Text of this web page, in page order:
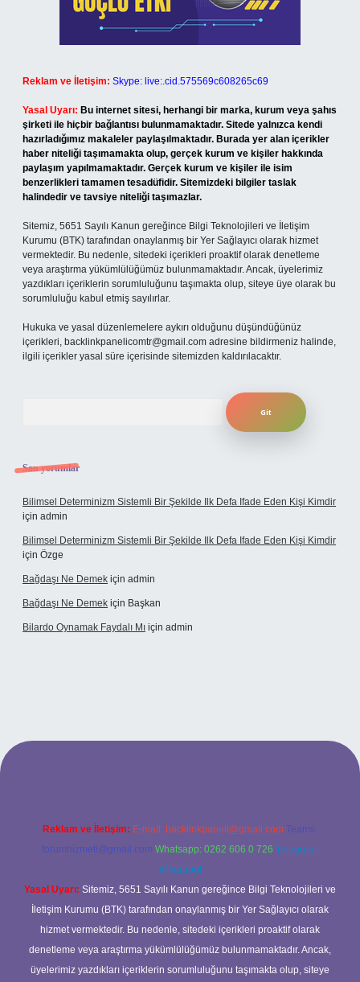
Reklam ve İletişim: Skype: live:.cid.575569c608265c69
Yasal Uyarı: Bu internet sitesi, herhangi bir marka, kurum veya şahıs
şirketi ile hiçbir bağlantısı bulunmamaktadır. Sitede yalnızca kendi
hazırladığımız makaleler paylaşılmaktadır. Burada yer alan içerikler
haber niteliği taşımamakta olup, gerçek kurum ve kişiler hakkında
paylaşım yapılmamaktadır. Gerçek kurum ve kişiler ile isim
benzerlikleri tamamen tesadüfidir. Sitemizdeki bilgiler taslak
halindedir ve tavsiye niteliği taşımazlar.
Sitemiz, 5651 Sayılı Kanun gereğince Bilgi Teknolojileri ve İletişim
Kurumu (BTK) tarafından onaylanmış bir Yer Sağlayıcı olarak hizmet
vermektedir. Bu nedenle, sitedeki içerikleri proaktif olarak denetleme
veya araştırma yükümlülüğümüz bulunmamaktadır. Ancak, üyelerimiz
yazdıkları içeriklerin sorumluluğunu taşımakta olup, siteye üye olarak bu
sorumluluğu kabul etmiş sayılırlar.
Hukuka ve yasal düzenlemelere aykırı olduğunu düşündüğünüz
içerikleri, backlinkpanelicomtr@gmail.com adresine bildirmeniz halinde,
ilgili içerikler yasal süre içerisinde sitemizden kaldırılacaktır.
Son yorumlar
Bilimsel Determinizm Sistemli Bir Şekilde Ilk Defa Ifade Eden Kişi Kimdir
için admin
Bilimsel Determinizm Sistemli Bir Şekilde Ilk Defa Ifade Eden Kişi Kimdir
için Özge
Bağdaşı Ne Demek için admin
Bağdaşı Ne Demek için Başkan
Bilardo Oynamak Faydalı Mı için admin
ilbet bahis sitesi
Reklam ve İletişim: E-mail: backlinkpaneli@gmail.com Teams:
forumhizmeti@gmail.com Whatsapp: 0262 606 0 726 Telegram:
@karabul
Yasal Uyarı: Sitemiz, 5651 Sayılı Kanun gereğince Bilgi Teknolojileri ve
İletişim Kurumu (BTK) tarafından onaylanmış bir Yer Sağlayıcı olarak
hizmet vermektedir. Bu nedenle, sitedeki içerikleri proaktif olarak
denetleme veya araştırma yükümlülüğümüz bulunmamaktadır. Ancak,
üyelerimiz yazdıkları içeriklerin sorumluluğunu taşımakta olup, siteye